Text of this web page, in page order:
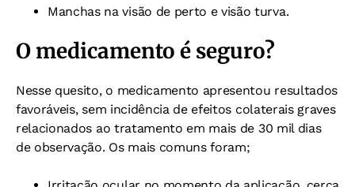
Manchas na visão de perto e visão turva.
O medicamento é seguro?
Nesse quesito, o medicamento apresentou resultados
favoráveis, sem incidência de efeitos colaterais graves
relacionados ao tratamento em mais de 30 mil dias
de observação. Os mais comuns foram;